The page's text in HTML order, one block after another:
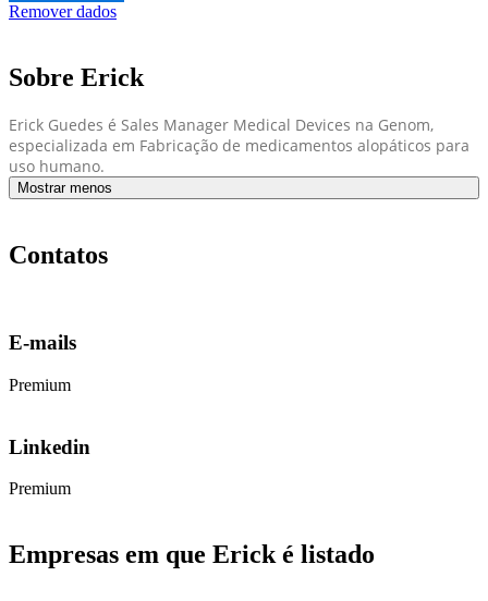
Remover dados
Sobre Erick
Erick Guedes é Sales Manager Medical Devices na Genom,
especializada em Fabricação de medicamentos alopáticos para
uso humano.
Mostrar menos
Contatos
E-mails
Premium
Linkedin
Premium
Empresas em que Erick é listado